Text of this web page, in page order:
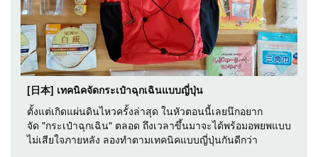
[日本] เทคนิคจัดกระเป๋าฉุกเฉินแบบญี่ปุ่น
ตั้งแต่เกิดแผ่นดินไหวครั้งล่าสุด ในหัวตอนนี้เลยนึกอยาก
จัด "กระเป๋าฉุกเฉิน" ตลอด ถึงเวลาขึ้นมาจะได้พร้อมอพยพแบบ
ไม่เสียใจภายหลัง ลองทำตามเทคนิคแบบญี่ปุ่นกันดีกว่า